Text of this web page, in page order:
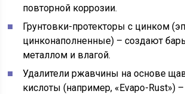
повторной коррозии.
Грунтовки-протекторы с цинком
цинконаполненные) – создают
металлом и влагой.
Удалители ржавчины на основе
кислоты (например, «Evapo-Rust»)